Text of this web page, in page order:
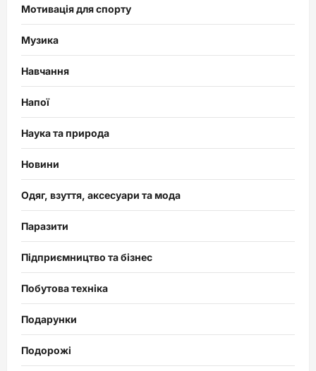
Мотивація для спорту
Музика
Навчання
Напої
Наука та природа
Новини
Одяг, взуття, аксесуари та мода
Паразити
Підприємництво та бізнес
Побутова техніка
Подарунки
Подорожі